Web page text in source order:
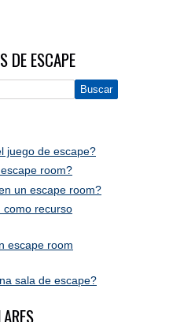
DE ESCAPE
juego de escape?
room?
un escape room?
como recurso
escape room
sala de escape?